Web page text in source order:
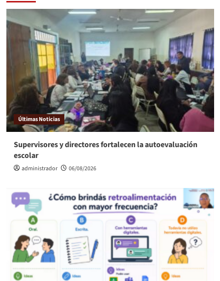
Últimas Noticias
Supervisores y directores fortalecen la autoevaluación
escolar
administrador 06/08/2026